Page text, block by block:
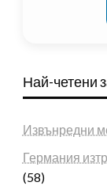
Най-четени
Извънредни
Германия
(58)